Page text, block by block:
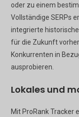
oder zu einem
Vollständige SERPs
integrierte
für die Zukunft
Konkurrenten in
ausprobieren.
Lokales und
Mit ProRank Tracker